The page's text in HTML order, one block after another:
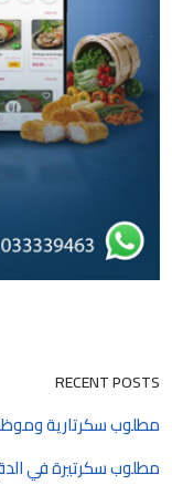
RECENT POSTS
مطلوب سكرتارية وموظفين
مطلوب سكرتيرة في الدقي لعام